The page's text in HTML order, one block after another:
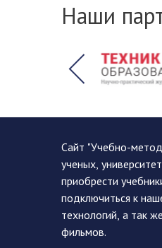
Наши
Сайт "Учебно-
ученых,
приобрести
подключиться к
технологий, а так
фильмов.